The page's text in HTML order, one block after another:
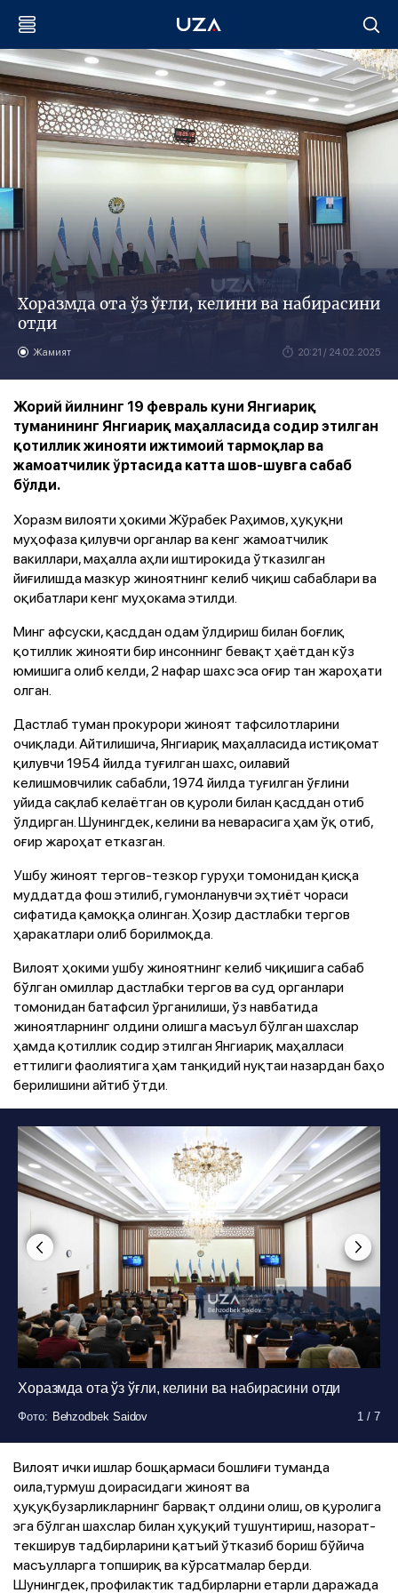
Хоразмда ота ўз ўғли, келини ва набирасини
отди
Жамият 20:21 / 24.02.2025
Жорий йилнинг 19 февраль куни Янгиариқ
туманининг Янгиариқ маҳалласида содир этилган
қотиллик жинояти ижтимоий тармоқлар ва
жамоатчилик ўртасида катта шов-шувга сабаб
бўлди.
Хоразм вилояти ҳокими Жўрабек Раҳимов, ҳуқуқни
муҳофаза қилувчи органлар ва кенг жамоатчилик
вакиллари, маҳалла аҳли иштирокида ўтказилган
йиғилишда мазкур жиноятнинг келиб чиқиш сабаблари ва
оқибатлари кенг муҳокама этилди.
Минг афсуски, қасддан одам ўлдириш билан боғлиқ
қотиллик жинояти бир инсоннинг бевақт ҳаётдан кўз
юмишига олиб келди, 2 нафар шахс эса оғир тан жароҳати
олган.
Дастлаб туман прокурори жиноят тафсилотларини
очиқлади. Айтилишича, Янгиариқ маҳалласида истиқомат
қилувчи 1954 йилда туғилган шахс, оилавий
келишмовчилик сабабли, 1974 йилда туғилган ўғлини
уйида сақлаб келаётган ов қуроли билан қасддан отиб
ўлдирган. Шунингдек, келини ва неварасига ҳам ўқ отиб,
оғир жароҳат етказган.
Ушбу жиноят тергов-тезкор гуруҳи томонидан қисқа
муддатда фош этилиб, гумонланувчи эҳтиёт чораси
сифатида қамоққа олинган. Ҳозир дастлабки тергов
ҳаракатлари олиб борилмоқда.
Вилоят ҳокими ушбу жиноятнинг келиб чиқишига сабаб
бўлган омиллар дастлабки тергов ва суд органлари
томонидан батафсил ўрганилиши, ўз навбатида
жиноятларнинг олдини олишга масъул бўлган шахслар
ҳамда қотиллик содир этилган Янгиариқ маҳалласи
еттилиги фаолиятига ҳам танқидий нуқтаи назардан баҳо
берилишини айтиб ўтди.
Хоразмда ота ўз ўғли, келини ва набирасини отди
Фото: Behzodbek Saidov 1 /7
Фото: Behzodbek Saidov 1 /7
Фото: Behzodbek Saidov 1 /7
Фото: Behzodbek Saidov /7
Фото: Behzodbek Saidov 1 /7
Фото: Behzodbek Saidov 1 /7
Фото: Behzodbek Saidov 1 /7
Вилоят ички ишлар бошқармаси бошлиғи туманда
оила,турмуш доирасидаги жиноят ва
ҳуқуқбузарликларнинг барвақт олдини олиш, ов қуролига
эга бўлган шахслар билан ҳуқуқий тушунтириш, назорат-
текширув тадбирларини қатъий ўтказиб бориш бўйича
масъулларга топшириқ ва кўрсатмалар берди.
Шунингдек, профилактик тадбирларни етарли даражада